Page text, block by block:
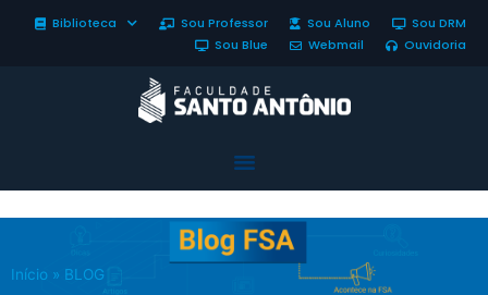
Biblioteca Sou Professor Sou Aluno
Sou DRM
Sou Blue
Webmail Ouvidoria
Início » BLOG